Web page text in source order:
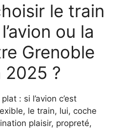
le train
ou la
Grenoble
2025 ?
: si l’avion c’est
le train, lui, coche
plaisir, propreté,